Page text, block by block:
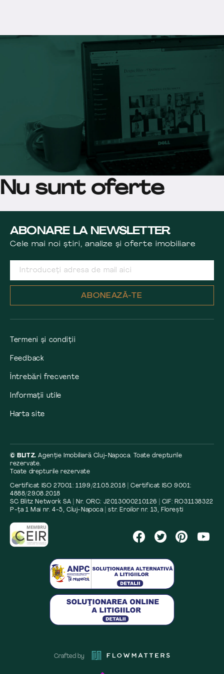
Nu sunt oferte
ABONARE LA NEWSLETTER
Cele mai noi știri, analize și oferte imobiliare
ABONEAZĂ-TE
Termeni și condiții
Feedback
Întrebări frecvente
Informații utile
Harta site
© BLITZ.Agenție Imobiliară Cluj-Napoca. Toate drepturile
rezervate.
Toate drepturile rezervate
Certificat ISO 27001: 1199/21.05.2018 | Certificat ISO 9001:
4888/29.08.2018
SC Blitz Network SA | Nr. ORC: J2013000210126 | CIF: RO31138322
P-ța 1 Mai nr. 4-5, Cluj-Napoca | str. Eroilor nr. 13, Florești
Crafted by